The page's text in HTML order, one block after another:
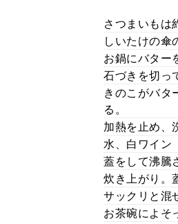
さつまいもは
しいたけの傘
お鍋にバター
石づきを切っ
きのこがバタ
る。
加熱を止め、
水、白ワイン
蓋をして沸騰
炊き上がり。
サックリと混
お茶碗によそ